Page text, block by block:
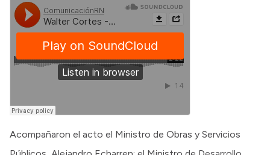
Acompañaron el acto el Ministro de Obras y Servicios